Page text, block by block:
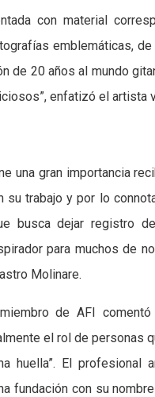
con material
emblemáticas,
de 20 años al mundo
enfatizó el artista
una gran importancia
su trabajo y por lo
busca dejar registro
para muchos de
Molinare.
de AFI
el rol de personas
huella”. El
fundación con su